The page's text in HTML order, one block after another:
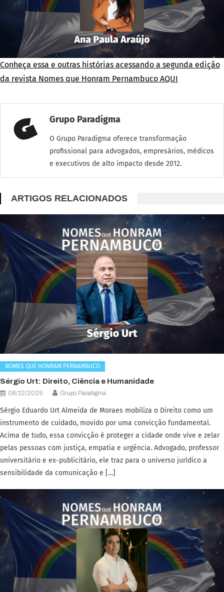
Conheça essa e outras histórias acessando a segunda edição
da revista Nomes que Honram Pernambuco AQUI
Grupo Paradigma
O Grupo Paradigma oferece transformação
profissional para advogados, empresários, médicos
e executivos de alto impacto desde 2012.
ARTIGOS RELACIONADOS
NOMES QUE HONRAM PERNAMBUCO
Sérgio Urt: Direito, Ciência e Humanidade
08/12/2025 Grupo Paradigma
Sérgio Eduardo Urt Almeida de Moraes mobiliza o Direito como um
instrumento de cuidado, movido por uma convicção fundamental.
Acima de tudo, essa convicção é proteger a cidade onde vive e zelar
pelas pessoas com justiça, empatia e urgência. Advogado, professor
universitário e ex-publicitário, ele traz para o universo jurídico a
sensibilidade da comunicação e […]